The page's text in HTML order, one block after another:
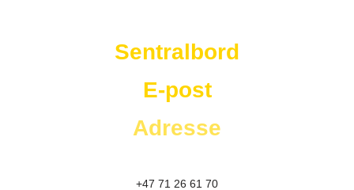
Sentralbord
E-post
Adresse
+47 71 26 61 70